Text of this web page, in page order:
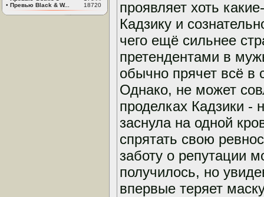
• Превью Black & W... 18720
проявляет хоть
Кадзику и
чего ещё сильнее
претендентами в
обычно прячет всё в
Однако, не может
проделках Кадзики -
заснула на одной
спрятать свою
заботу о репутации
получилось, но
впервые теряет